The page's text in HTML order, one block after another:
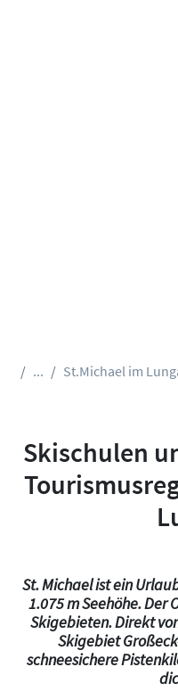
... St.Michael im
Skischulen
St. Michael ist ein
1.075 m Seehöhe.
Skigebieten. Direkt
Skigebiet
schneesichere